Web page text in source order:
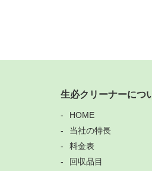
生必クリーナーにつ
HOME
当社の特長
料金表
回収品目